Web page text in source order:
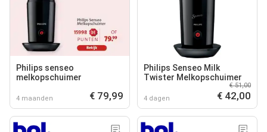
Philips senseo
melkopschuimer
4 maanden € 79,99
Philips Senseo Milk
Twister Melkopschuimer
4 dagen
€ 51,00
€ 42,00